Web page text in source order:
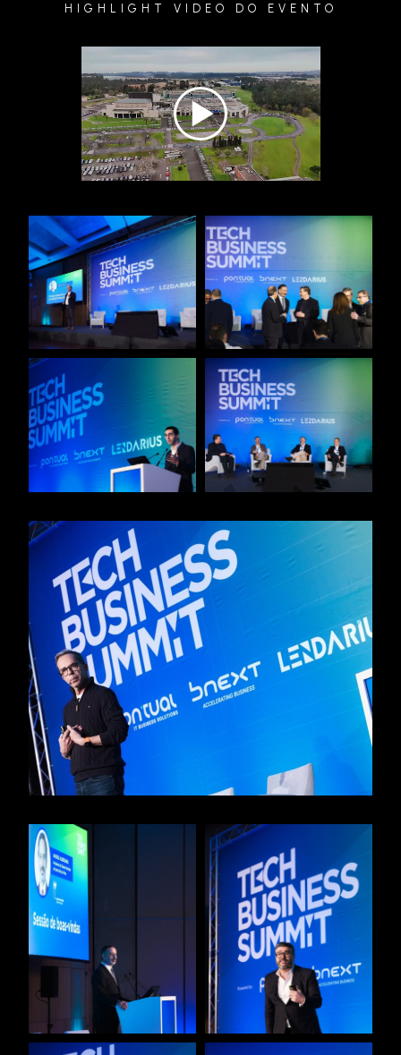
HIGHLIGHT VIDEO DO EVENTO